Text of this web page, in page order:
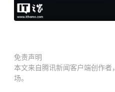
免责声明
本文来自腾讯新闻客户端创作
场。